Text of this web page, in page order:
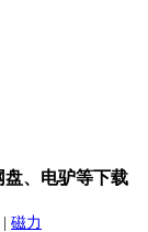
盘、电驴等下载
磁力